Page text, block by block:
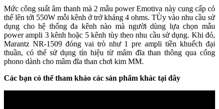
Mức công suất âm thanh mà 2 mẫu power Emotiva này cung cấp có
thể lên tới 550W mỗi kênh ở trở kháng 4 ohms. TÙy vào nhu cầu sử
dụng cho hệ thống đa kênh nào mà người dùng lựa chọn mẫu
power ampli 3 kênh hoặc 5 kênh tùy theo nhu cầu sử dụng. Khi đó,
Marantz NR-1509 đóng vai trò như 1 pre ampli tiền khuếch đại
thuần, có thể sử dụng tín hiệu từ mâm đĩa than thông qua cổng
phono dành cho mâm đĩa than chơi kim MM.
Các bạn có thể tham khảo các sản phẩm khác tại đây